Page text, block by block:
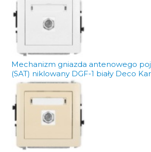
Mechanizm gniazda antenowego
(SAT) niklowany DGF-1 biały Deco